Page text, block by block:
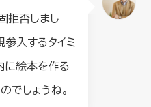
拒否しまし
参入するタイミ
に絵本を作る
でしょうね。